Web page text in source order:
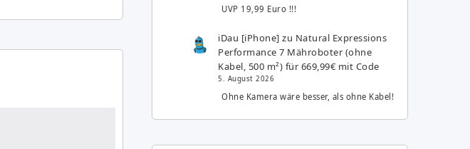
UVP 19,99 Euro !!!
iDau [iPhone] zu Natural Expressions
Performance 7 Mähroboter (ohne
Kabel, 500 m²) für 669,99€ mit Code
5. August 2026
Ohne Kamera wäre besser, als ohne Kabel!